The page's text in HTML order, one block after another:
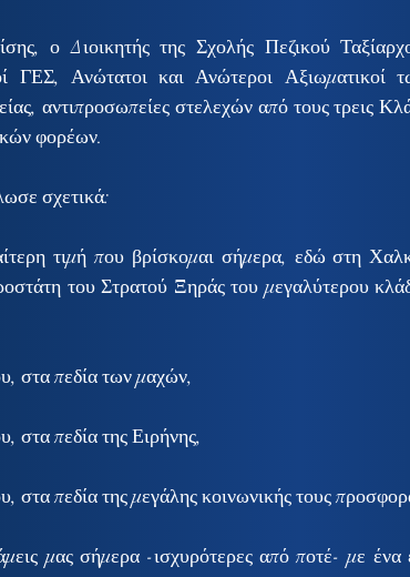
ο Διοικητής της Σχολής Πεζικού
ΓΕΣ, Ανώτατοι και Ανώτεροι
αντιπροσωπείες στελεχών από τους τρεις
φορέων.
σχετικά:
τιμή που βρίσκομαι σήμερα, εδώ στη
του Στρατού Ξηράς του μεγαλύτερου
στα πεδία των μαχών,
στα πεδία της Ειρήνης,
στα πεδία της μεγάλης κοινωνικής τους
μας σήμερα -ισχυρότερες από ποτέ- με